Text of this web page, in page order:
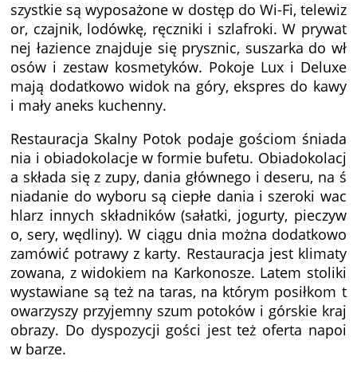
szystkie są wyposażone w dostęp do Wi-Fi, telewiz
or, czajnik, lodówkę, ręczniki i szlafroki. W prywat
nej łazience znajduje się prysznic, suszarka do wł
osów i zestaw kosmetyków. Pokoje Lux i Deluxe
mają dodatkowo widok na góry, ekspres do kawy
i mały aneks kuchenny.
Restauracja Skalny Potok podaje gościom śniada
nia i obiadokolacje w formie bufetu. Obiadokolacj
a składa się z zupy, dania głównego i deseru, na ś
niadanie do wyboru są ciepłe dania i szeroki wac
hlarz innych składników (sałatki, jogurty, pieczyw
o, sery, wędliny). W ciągu dnia można dodatkowo
zamówić potrawy z karty. Restauracja jest klimaty
zowana, z widokiem na Karkonosze. Latem stoliki
wystawiane są też na taras, na którym posiłkom t
owarzyszy przyjemny szum potoków i górskie kraj
obrazy. Do dyspozycji gości jest też oferta napoi
w barze.